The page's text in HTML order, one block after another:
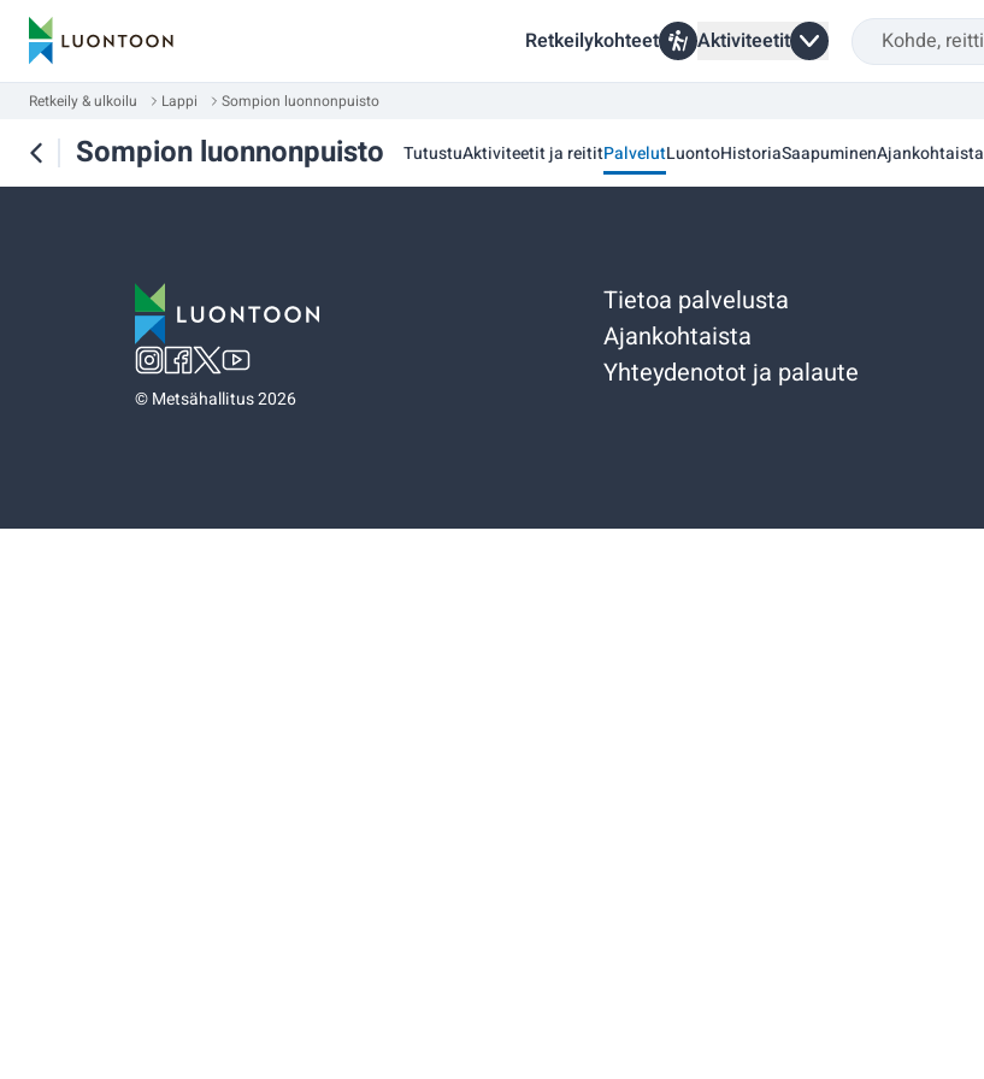
Retkeilykohteet Aktiviteetit
Retkeily & ulkoilu Lappi Sompion luonnonpuisto
Sompion luonnonpuisto TutustuAktiviteetit ja reititPalvelutLuontoHistoriaSaapuminenAjankohtaista
©Metsähallitus 2026
Tietoa palvelusta
Ajankohtaista
Yhteydenotot ja palaute